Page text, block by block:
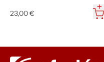
23,00 €